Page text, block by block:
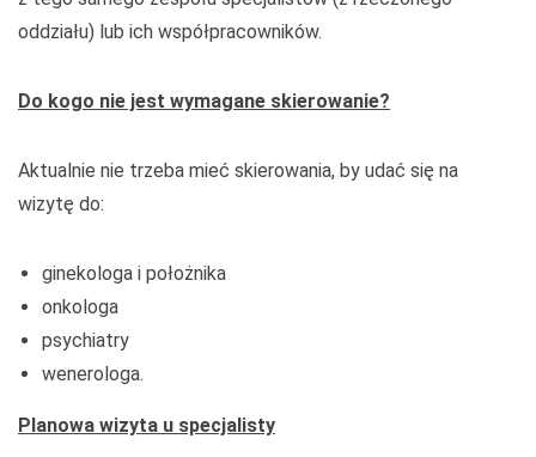
oddziału) lub ich współpracowników.
Do kogo nie jest wymagane skierowanie?
Aktualnie nie trzeba mieć skierowania, by udać się na
wizytę do:
ginekologa i położnika
onkologa
psychiatry
wenerologa.
Planowa wizyta u specjalisty